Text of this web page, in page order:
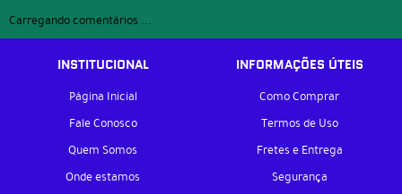
Carregando comentários ...
INSTITUCIONAL
Página Inicial
Fale Conosco
Quem Somos
Onde estamos
INFORMAÇÕES ÚTEIS
Como Comprar
Termos de Uso
Fretes e Entrega
Segurança